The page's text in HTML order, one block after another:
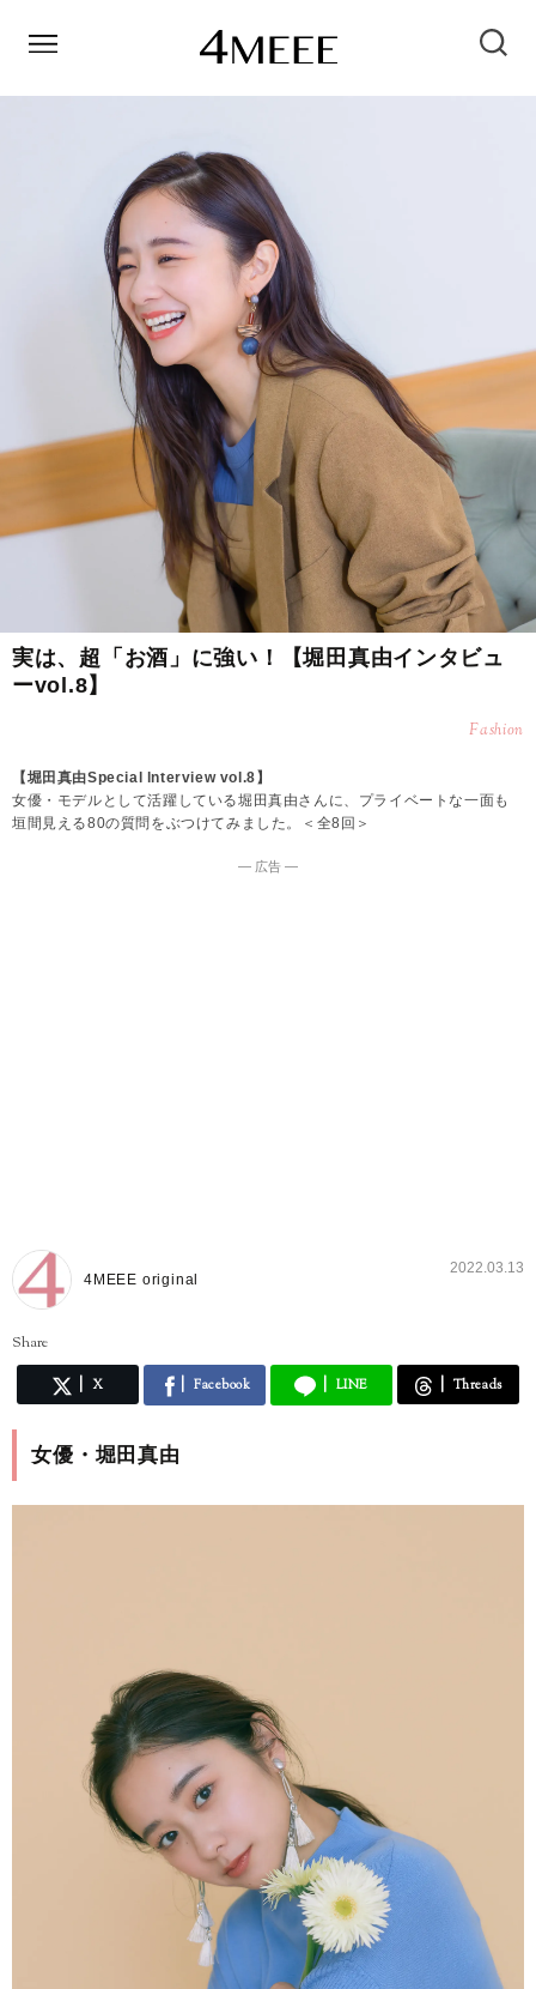
実は、超「お酒」に強い！【堀田真由インタビュ
ーvol.8】
Fashion
【堀田真由Special lnterview vol.8】
女優・モデルとして活躍している堀田真由さんに、プライベートな一面も
垣間見える80の質問をぶつけてみました。＜全8回＞
― 広告 ―
4MEEE original
2022.03.13
Share
X Facebook LINE Threads
女優・堀田真由